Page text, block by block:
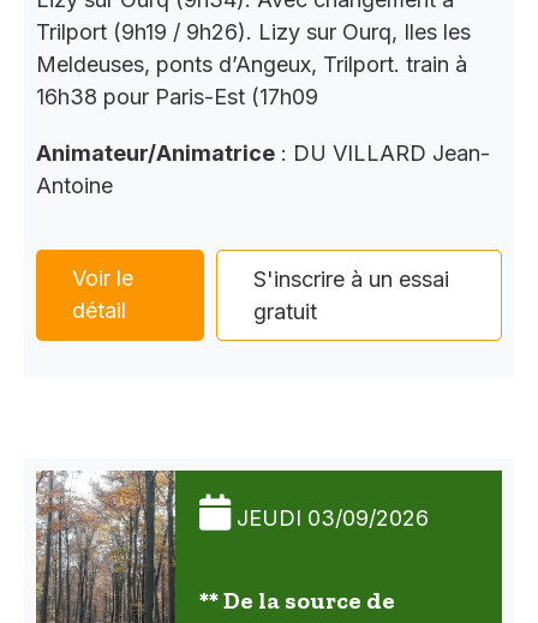
Trilport (9h19 / 9h26). Lizy sur Ourq, Iles les
Meldeuses, ponts d’Angeux, Trilport. train à
16h38 pour Paris-Est (17h09
Animateur/Animatrice : DU VILLARD Jean-
Antoine
Voir le
détail
S'inscrire à un essai
gratuit
JEUDI 03/09/2026
** De la source de